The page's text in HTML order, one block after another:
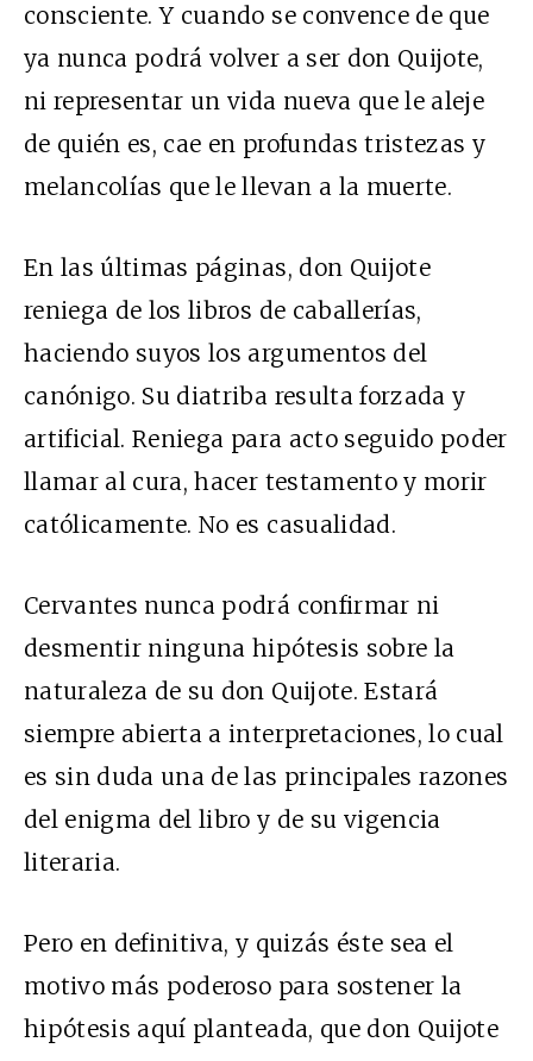
consciente. Y cuando se convence de que
ya nunca podrá volver a ser don Quijote,
ni representar un vida nueva que le aleje
de quién es, cae en profundas tristezas y
melancolías que le llevan a la muerte.
En las últimas páginas, don Quijote
reniega de los libros de caballerías,
haciendo suyos los argumentos del
canónigo. Su diatriba resulta forzada y
artificial. Reniega para acto seguido poder
llamar al cura, hacer testamento y morir
católicamente. No es casualidad.
Cervantes nunca podrá confirmar ni
desmentir ninguna hipótesis sobre la
naturaleza de su don Quijote. Estará
siempre abierta a interpretaciones, lo cual
es sin duda una de las principales razones
del enigma del libro y de su vigencia
literaria.
Pero en definitiva, y quizás éste sea el
motivo más poderoso para sostener la
hipótesis aquí planteada, que don Quijote